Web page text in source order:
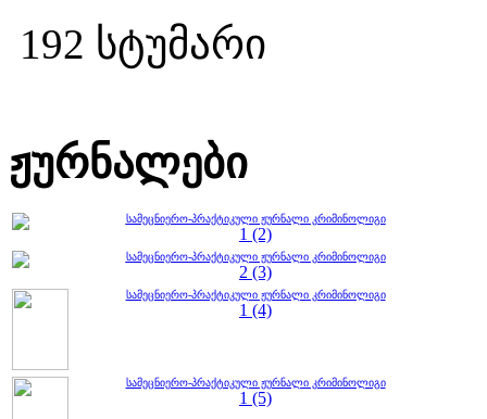
192 სტუმარი
ჟურნალები
სამეცნიერო-პრაქტიკული ჟურნალი კრიმინოლიგი
1 (2)
სამეცნიერო-პრაქტიკული ჟურნალი კრიმინოლიგი
2 (3)
სამეცნიერო-პრაქტიკული ჟურნალი კრიმინოლიგი
1 (4)
სამეცნიერო-პრაქტიკული ჟურნალი კრიმინოლიგი
1 (5)